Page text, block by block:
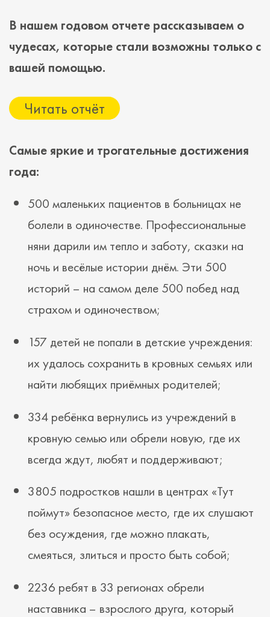
В нашем годовом отчете рассказываем о
чудесах, которые стали возможны только с
вашей помощью.
Читать отчёт
Самые яркие и трогательные достижения
года:
500 маленьких пациентов в больницах не
болели в одиночестве. Профессиональные
няни дарили им тепло и заботу, сказки на
ночь и весёлые истории днём. Эти 500
историй – на самом деле 500 побед над
страхом и одиночеством;
157 детей не попали в детские учреждения:
их удалось сохранить в кровных семьях или
найти любящих приёмных родителей;
334 ребёнка вернулись из учреждений в
кровную семью или обрели новую, где их
всегда ждут, любят и поддерживают;
3805 подростков нашли в центрах «Тут
поймут» безопасное место, где их слушают
без осуждения, где можно плакать,
смеяться, злиться и просто быть собой;
2236 ребят в 33 регионах обрели
наставника – взрослого друга, который